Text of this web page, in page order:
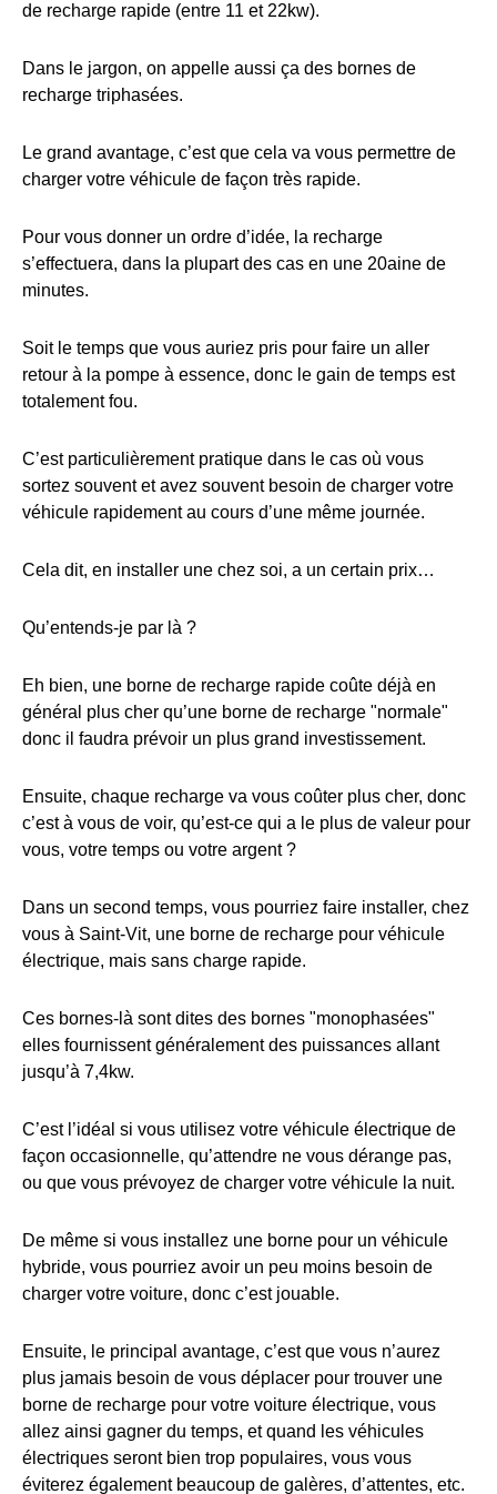
de recharge rapide (entre 11 et 22kw).
Dans le jargon, on appelle aussi ça des bornes de
recharge triphasées.
Le grand avantage, c’est que cela va vous permettre de
charger votre véhicule de façon très rapide.
Pour vous donner un ordre d’idée, la recharge
s’effectuera, dans la plupart des cas en une 20aine de
minutes.
Soit le temps que vous auriez pris pour faire un aller
retour à la pompe à essence, donc le gain de temps est
totalement fou.
C’est particulièrement pratique dans le cas où vous
sortez souvent et avez souvent besoin de charger votre
véhicule rapidement au cours d’une même journée.
Cela dit, en installer une chez soi, a un certain prix…
Qu’entends-je par là ?
Eh bien, une borne de recharge rapide coûte déjà en
général plus cher qu’une borne de recharge "normale"
donc il faudra prévoir un plus grand investissement.
Ensuite, chaque recharge va vous coûter plus cher, donc
c’est à vous de voir, qu’est-ce qui a le plus de valeur pour
vous, votre temps ou votre argent ?
Dans un second temps, vous pourriez faire installer, chez
vous à Saint-Vit, une borne de recharge pour véhicule
électrique, mais sans charge rapide.
Ces bornes-là sont dites des bornes "monophasées"
elles fournissent généralement des puissances allant
jusqu’à 7,4kw.
C’est l’idéal si vous utilisez votre véhicule électrique de
façon occasionnelle, qu’attendre ne vous dérange pas,
ou que vous prévoyez de charger votre véhicule la nuit.
De même si vous installez une borne pour un véhicule
hybride, vous pourriez avoir un peu moins besoin de
charger votre voiture, donc c’est jouable.
Ensuite, le principal avantage, c’est que vous n’aurez
plus jamais besoin de vous déplacer pour trouver une
borne de recharge pour votre voiture électrique, vous
allez ainsi gagner du temps, et quand les véhicules
électriques seront bien trop populaires, vous vous
éviterez également beaucoup de galères, d’attentes, etc.